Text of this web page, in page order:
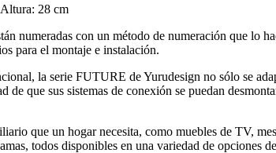
28 cm
numeradas con un método de numeración que lo
para el montaje e instalación.
la serie FUTURE de Yurudesign no sólo se
que sus sistemas de conexión se puedan
que un hogar necesita, como muebles de TV,
todos disponibles en una variedad de opciones